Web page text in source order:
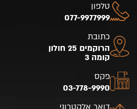
טלפון
077-9977999
כתובת
הרוקמים 25 חולון
קומה 3
פקס
03-778-9990